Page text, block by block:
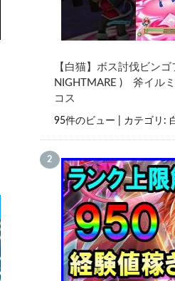
【白猫】ボス討伐ビンゴ
NIGHTMARE ) 斧イル
コス
95件のビュー カテゴリ: